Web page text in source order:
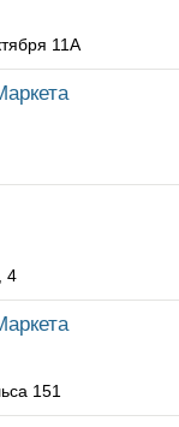
11А
4
151